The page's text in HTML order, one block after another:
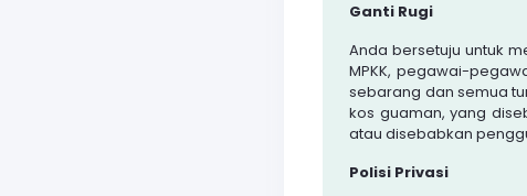
Ganti Rugi
Anda bersetuju untuk
MPKK, pegawai-
sebarang dan semua
kos guaman, yang
atau disebabkan
Polisi Privasi